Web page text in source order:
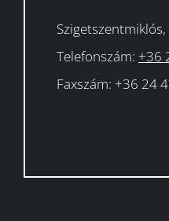
Szigetszentmiklós,
Telefonszám: +36
Faxszám: +36 24